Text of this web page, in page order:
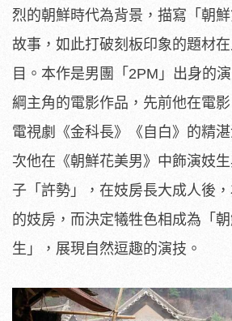
烈的朝鮮時代為背景，描寫「朝
故事，如此打破刻板印象的題材
目。本作是男團「2PM」出身的
綱主角的電影作品，先前他在電
電視劇《金科長》《自白》的精
次他在《朝鮮花美男》中飾演妓
子「許勢」，在妓房長大成人後
的妓房，而決定犧牲色相成為「
生」，展現自然逗趣的演技。